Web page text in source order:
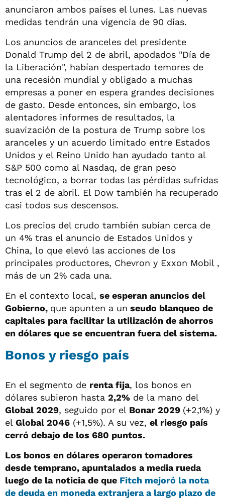
anunciaron ambos países el lunes. Las nuevas
medidas tendrán una vigencia de 90 días.
Los anuncios de aranceles del presidente
Donald Trump del 2 de abril, apodados "Día de
la Liberación", habían despertado temores de
una recesión mundial y obligado a muchas
empresas a poner en espera grandes decisiones
de gasto. Desde entonces, sin embargo, los
alentadores informes de resultados, la
suavización de la postura de Trump sobre los
aranceles y un acuerdo limitado entre Estados
Unidos y el Reino Unido han ayudado tanto al
S&P 500 como al Nasdaq, de gran peso
tecnológico, a borrar todas las pérdidas sufridas
tras el 2 de abril. El Dow también ha recuperado
casi todos sus descensos.
Los precios del crudo también subían cerca de
un 4% tras el anuncio de Estados Unidos y
China, lo que elevó las acciones de los
principales productores, Chevron y Exxon Mobil ,
más de un 2% cada una.
En el contexto local, se esperan anuncios del
Gobierno, que apunten a un seudo blanqueo de
capitales para facilitar la utilización de ahorros
en dólares que se encuentran fuera del sistema.
Bonos y riesgo país
En el segmento de renta fija, los bonos en
dólares subieron hasta 2,2% de la mano del
Global 2029, seguido por el Bonar 2029 (+2,1%) y
el Global 2046 (+1,5%). A su vez, el riesgo país
cerró debajo de los 680 puntos.
Los bonos en dólares operaron tomadores
desde temprano, apuntalados a media rueda
luego de la noticia de que Fitch mejoró la nota
de deuda en moneda extranjera a largo plazo de